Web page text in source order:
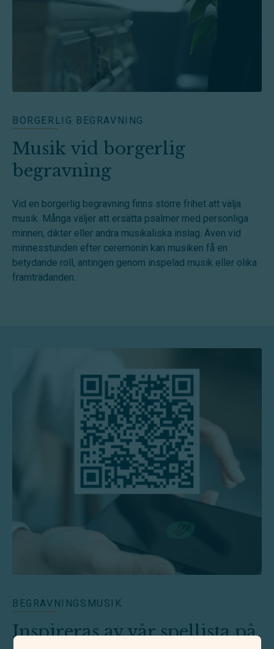
BORGERLIG BEGRAVNING
Musik vid borgerlig
begravning
Vid en borgerlig begravning finns större frihet att välja
musik. Många väljer att ersätta psalmer med personliga
minnen, dikter eller andra musikaliska inslag. Även vid
minnesstunden efter ceremonin kan musiken få en
betydande roll, antingen genom inspelad musik eller olika
framträdanden.
BEGRAVNINGSMUSIK
Inspireras av vår spellista på